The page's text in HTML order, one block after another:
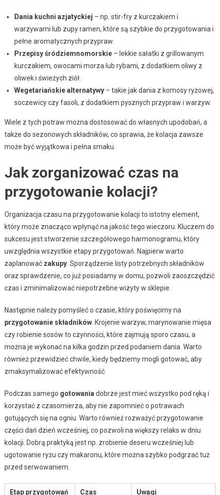
Dania kuchni azjatyckiej – np. stir-fry z kurczakiem i
warzywami lub zupy ramen, które są szybkie do przygotowania i
pełne aromatycznych przypraw.
Przepisy śródziemnomorskie– lekkie sałatki z grillowanym
kurczakiem, owocami morza lub rybami, z dodatkiem oliwy z
oliwek i świeżych ziół.
Wegetariańskie alternatywy– takie jak dania z komosy ryżowej,
soczewicy czy fasoli, z dodatkiem pysznych przypraw i warzyw.
Wiele z tych potraw można dostosować do własnych upodobań, a
także do sezonowych składników, co sprawia, że kolacja zawsze
może być wyjątkowa i pełna smaku.
Jak zorganizować czas na
przygotowanie kolacji?
Organizacja czasu na przygotowanie kolacji to istotny element,
który może znacząco wpłynąć na jakość tego wieczoru. Kluczem do
sukcesu jest stworzenie szczegółowego harmonogramu, który
uwzględnia wszystkie etapy przygotowań. Najpierw warto
zaplanować zakupy. Sporządzenie listy potrzebnych składników
oraz sprawdzenie, co już posiadamy w domu, pozwoli zaoszczędzić
czas i zminimalizować niepotrzebne wizyty w sklepie.
Następnie należy pomyśleć o czasie, który poświęcimy na
przygotowanie składników. Krojenie warzyw, marynowanie mięsa
czy robienie sosów to czynności, które zajmują sporo czasu, a
można je wykonać na kilka godzin przed podaniem dania. Warto
również przewidzieć chwile, kiedy będziemy mogli gotować, aby
zmaksymalizować efektywność.
Podczas samego gotowania dobrze jest mieć wszystko pod ręką i
korzystać z czasomierza, aby nie zapomnieć o potrawach
gotujących się na ogniu. Warto również rozważyć przygotowanie
części dań dzień wcześniej, co pozwoli na większy relaks w dniu
kolacji. Dobrą praktyką jest np. zrobienie deseru wcześniej lub
ugotowanie ryżu czy makaronu, które można szybko podgrzać tuż
przed serwowaniem.
Etap przygotowań Czas Uwagi